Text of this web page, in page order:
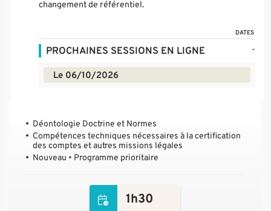
changement de référentiel.
DATES
PROCHAINES SESSIONS EN LIGNE -
Le 06/10/2026
Déontologie Doctrine et Normes
Compétences techniques nécessaires à la certification
des comptes et autres missions légales
Nouveau • Programme prioritaire
1h30